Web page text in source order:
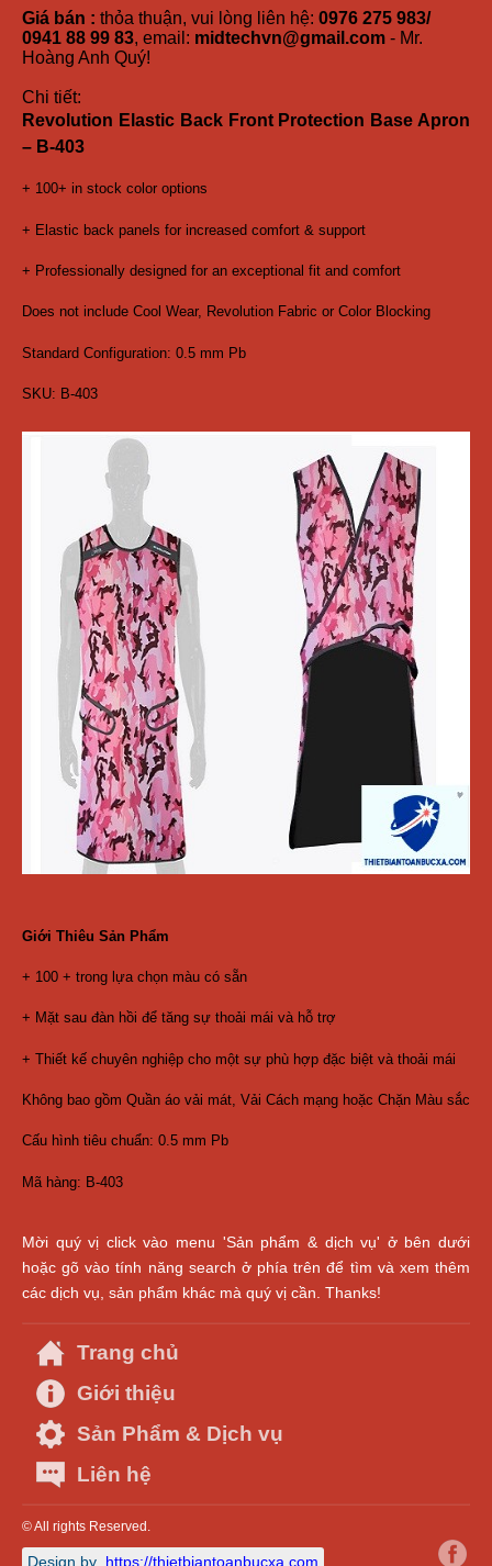
Giá bán : thỏa thuận, vui lòng liên hệ: 0976 275 983/
0941 88 99 83, email: midtechvn@gmail.com - Mr.
Hoàng Anh Quý!
Chi tiết:
Revolution Elastic Back Front Protection Base Apron
– B-403
+ 100+ in stock color options
+ Elastic back panels for increased comfort & support
+ Professionally designed for an exceptional fit and comfort
Does not include Cool Wear, Revolution Fabric or Color Blocking
Standard Configuration: 0.5 mm Pb
SKU: B-403
Giới Thiêu Sản Phẩm
+ 100 + trong lựa chọn màu có sẵn
+ Mặt sau đàn hồi để tăng sự thoải mái và hỗ trợ
+ Thiết kế chuyên nghiệp cho một sự phù hợp đặc biệt và thoải mái
Không bao gồm Quần áo vải mát, Vải Cách mạng hoặc Chặn Màu sắc
Cấu hình tiêu chuẩn: 0.5 mm Pb
Mã hàng: B-403
Mời quý vị click vào menu 'Sản phẩm & dịch vụ' ở bên dưới
hoặc gõ vào tính năng search ở phía trên để tìm và xem thêm
các dịch vụ, sản phẩm khác mà quý vị cần. Thanks!
Trang chủ
Giới thiệu
Sản Phẩm & Dịch vụ
Liên hệ
© All rights Reserved.
Design by https://thietbiantoanbucxa.com